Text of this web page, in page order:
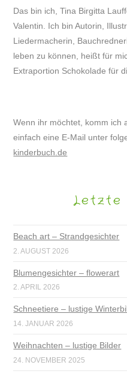
Das bin ich, Tina Birgitta
Valentin. Ich bin Autorin,
Liedermacherin,
leben zu können, heißt für
Extraportion Schokolade für
Wenn ihr möchtet, komm ich
einfach eine E-Mail unter
kinderbuch.de
Letzte
Beach art – Strandgesichter
2. AUGUST 2026
Blumengesichter – flowerart
2. APRIL 2026
Schneetiere – lustige
14. JANUAR 2026
Weihnachten – lustige Bilder
24. NOVEMBER 2025